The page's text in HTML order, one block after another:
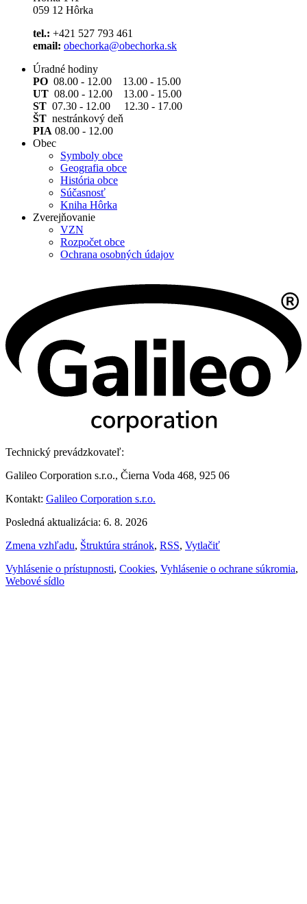
059 12 Hôrka
tel.: +421 527 793 461
email: obechorka@obechorka.sk
Úradné hodiny
PO 08.00 - 12.00 13.00 - 15.00
UT 08.00 - 12.00 13.00 - 15.00
ST 07.30 - 12.00 12.30 - 17.00
ŠT nestránkový deň
PIA 08.00 - 12.00
Obec
Symboly obce
Geografia obce
História obce
Súčasnosť
Kniha Hôrka
Zverejňovanie
VZN
Rozpočet obce
Ochrana osobných údajov
Technický prevádzkovateľ:
Galileo Corporation s.r.o., Čierna Voda 468, 925 06
Kontakt: Galileo Corporation s.r.o.
Posledná aktualizácia: 6. 8. 2026
Zmena vzhľadu, Štruktúra stránok, RSS, Vytlačiť
Vyhlásenie o prístupnosti, Cookies, Vyhlásenie o ochrane súkromia,
Webové sídlo